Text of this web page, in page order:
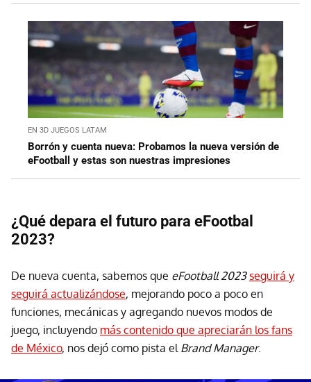
EN 3D JUEGOS LATAM
Borrón y cuenta nueva: Probamos la nueva versión de
eFootball y estas son nuestras impresiones
¿Qué depara el futuro para eFootbal
2023?
De nueva cuenta, sabemos que eFootball 2023 seguirá y
seguirá actualizándose, mejorando poco a poco en
funciones, mecánicas y agregando nuevos modos de
juego, incluyendo más contenido que apreciarán los fans
de México, nos dejó como pista el Brand Manager.